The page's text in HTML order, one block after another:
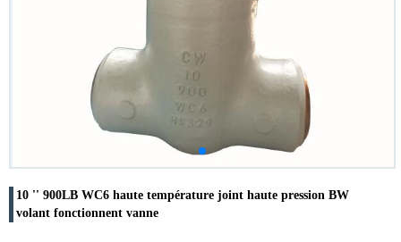
10 '' 900LB WC6 haute température joint haute pression BW
volant fonctionnent vanne